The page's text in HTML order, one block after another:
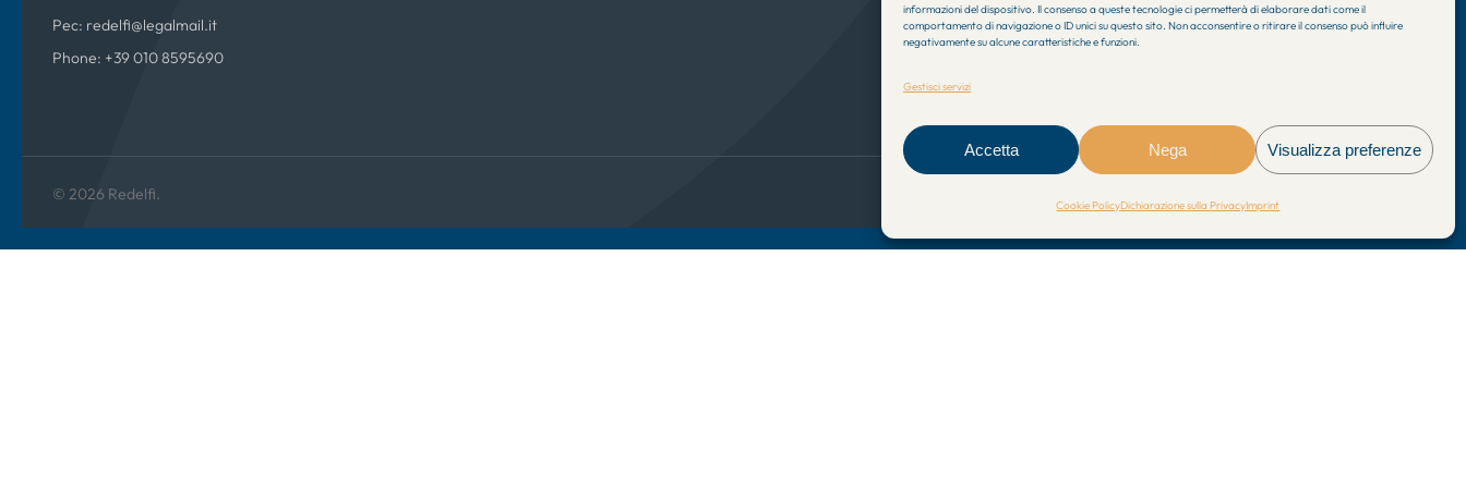
informazioni del dispositivo. Il consenso a queste tecnologie ci permetterà di elaborare dati come il
comportamento di navigazione o ID unici su questo sito. Non acconsentire o ritirare il consenso può influire
negativamente su alcune caratteristiche e funzioni.
Gestisci servizi
Accetta Nega Visualizza preferenze
Cookie PolicyDichiarazione sulla PrivacyImprint
Pec: redelfi@legalmail.it
Phone: +39 010 8595690
© 2026 Redelfi.